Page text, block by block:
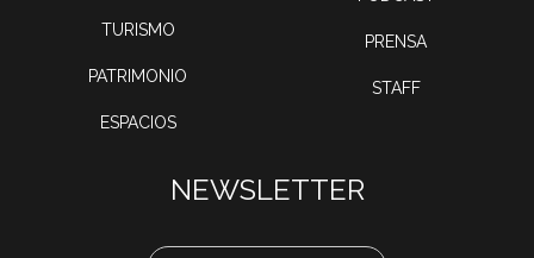
TURISMO
PATRIMONIO
ESPACIOS
PRENSA
STAFF
NEWSLETTER